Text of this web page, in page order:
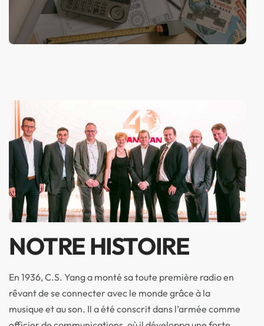
NOTRE HISTOIRE
En 1936, C.S. Yang a monté sa toute première radio en
rêvant de se connecter avec le monde grâce à la
musique et au son. Il a été conscrit dans l’armée comme